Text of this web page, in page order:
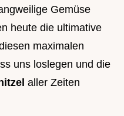
Gemüse
heute die ultimative
maximalen
uns loslegen und die
aller Zeiten